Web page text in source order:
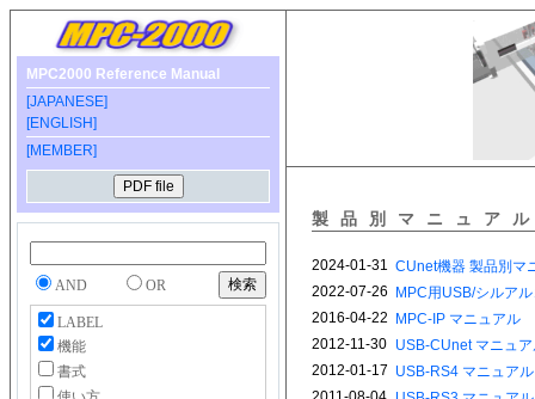
MPC2000 Reference Manual
[JAPANESE]
[ENGLISH]
[MEMBER]
AND OR
LABEL
機能
書式
製品別マニュア